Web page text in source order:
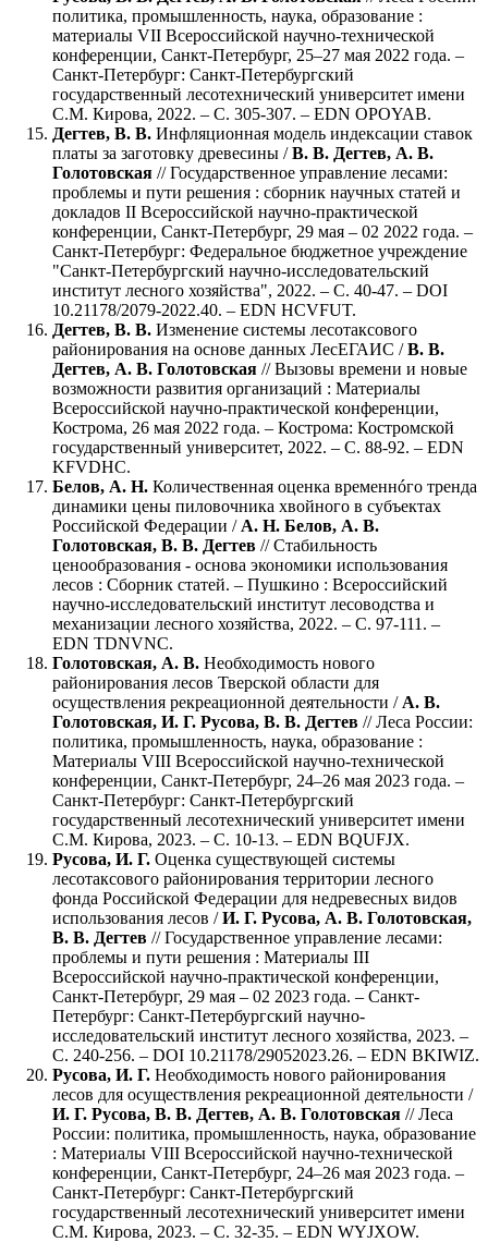
политика, промышленность, наука, образование :
материалы VII Всероссийской научно-технической
конференции, Санкт-Петербург, 25–27 мая 2022 года. –
Санкт-Петербург: Санкт-Петербургский
государственный лесотехнический университет имени
С.М. Кирова, 2022. – С. 305-307. – EDN OPOYAB.
Дегтев, В. В. Инфляционная модель индексации ставок
платы за заготовку древесины /В. В. Дегтев, А. В.
Голотовская // Государственное управление лесами:
проблемы и пути решения : сборник научных статей и
докладов II Всероссийской научно-практической
конференции, Санкт-Петербург, 29 мая – 02 2022 года. –
Санкт-Петербург: Федеральное бюджетное учреждение
"Санкт-Петербургский научно-исследовательский
институт лесного хозяйства", 2022. – С. 40-47. – DOI
10.21178/2079-2022.40. – EDN HCVFUT.
Дегтев, В. В. Изменение системы лесотаксового
районирования на основе данных ЛесЕГАИС /В. В.
Дегтев, А. В. Голотовская // Вызовы времени и новые
возможности развития организаций : Материалы
Всероссийской научно-практической конференции,
Кострома, 26 мая 2022 года. – Кострома: Костромской
государственный университет, 2022. – С. 88-92. – EDN
KFVDHC.
Белов, А. Н. Количественная оценка временнóго тренда
динамики цены пиловочника хвойного в субъектах
Российской Федерации / А. Н. Белов, А. В.
Голотовская, В. В. Дегтев // Стабильность
ценообразования - основа экономики использования
лесов : Сборник статей. – Пушкино : Всероссийский
научно-исследовательский институт лесоводства и
механизации лесного хозяйства, 2022. – С. 97-111. –
EDN TDNVNC.
Голотовская, А. В. Необходимость нового
районирования лесов Тверской области для
осуществления рекреационной деятельности /А. В.
Голотовская, И. Г. Русова, В. В. Дегтев // Леса России:
политика, промышленность, наука, образование :
Материалы VIII Всероссийской научно-технической
конференции, Санкт-Петербург, 24–26 мая 2023 года. –
Санкт-Петербург: Санкт-Петербургский
государственный лесотехнический университет имени
С.М. Кирова, 2023. – С. 10-13. – EDN BQUFJX.
Русова, И. Г. Оценка существующей системы
лесотаксового районирования территории лесного
фонда Российской Федерации для недревесных видов
использования лесов /И. Г. Русова, А. В. Голотовская,
В. В. Дегтев // Государственное управление лесами:
проблемы и пути решения : Материалы III
Всероссийской научно-практической конференции,
Санкт-Петербург, 29 мая – 02 2023 года. – Санкт-
Петербург: Санкт-Петербургский научно-
исследовательский институт лесного хозяйства, 2023. –
С. 240-256. – DOI 10.21178/29052023.26. – EDN BKIWIZ.
Русова, И. Г. Необходимость нового районирования
лесов для осуществления рекреационной деятельности /
И. Г. Русова, В. В. Дегтев, А. В. Голотовская // Леса
России: политика, промышленность, наука, образование
: Материалы VIII Всероссийской научно-технической
конференции, Санкт-Петербург, 24–26 мая 2023 года. –
Санкт-Петербург: Санкт-Петербургский
государственный лесотехнический университет имени
С.М. Кирова, 2023. – С. 32-35. – EDN WYJXOW.